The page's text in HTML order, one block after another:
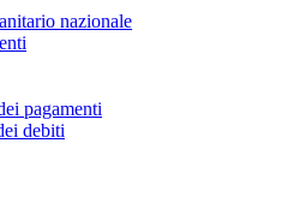
nazionale
pagamenti
debiti